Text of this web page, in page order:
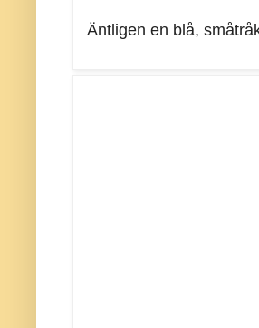
Äntligen en blå,